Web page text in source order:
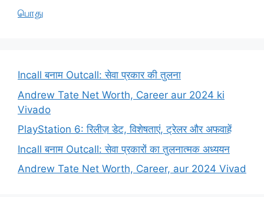
பொது
Incall बनाम Outcall: सेवा प्रकार की तुलना
Andrew Tate Net Worth, Career aur 2024 ki
Vivado
PlayStation 6: रिलीज़ डेट, विशेषताएं, ट्रेलर और अफवाहें
Incall बनाम Outcall: सेवा प्रकारों का तुलनात्मक अध्ययन
Andrew Tate Net Worth, Career, aur 2024 Vivad